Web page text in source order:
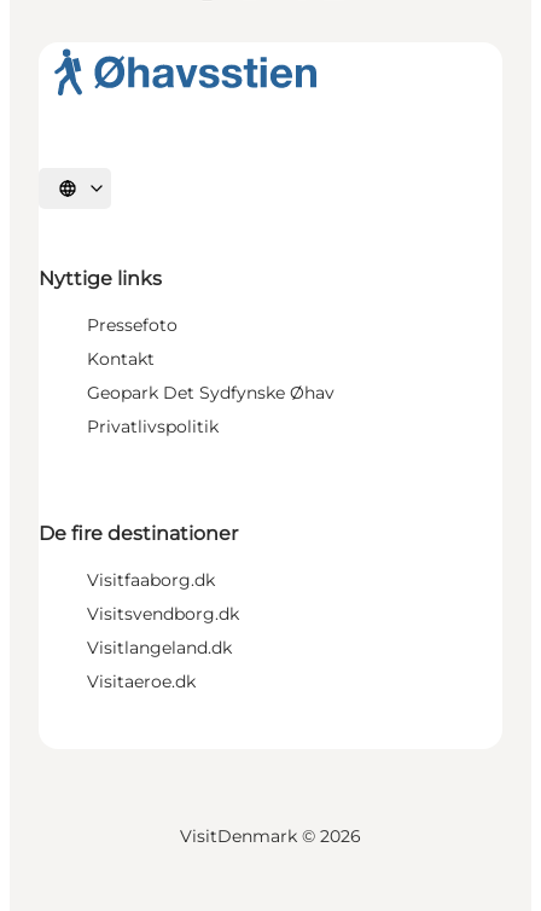
Vælg sprog
Nyttige links
Pressefoto
Kontakt
Geopark Det Sydfynske Øhav
Privatlivspolitik
De fire destinationer
Visitfaaborg.dk
Visitsvendborg.dk
Visitlangeland.dk
Visitaeroe.dk
VisitDenmark © 2026